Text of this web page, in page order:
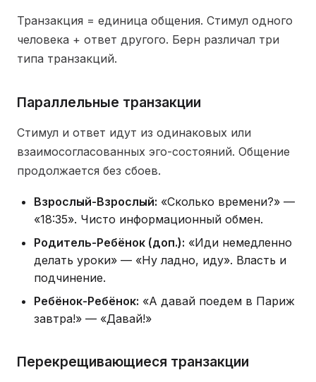
Транзакция = единица общения. Стимул одного
человека + ответ другого. Берн различал три
типа транзакций.
Параллельные транзакции
Стимул и ответ идут из одинаковых или
взаимосогласованных эго-состояний. Общение
продолжается без сбоев.
Взрослый-Взрослый: «Сколько времени?» —
«18:35». Чисто информационный обмен.
Родитель-Ребёнок (доп.): «Иди немедленно
делать уроки» — «Ну ладно, иду». Власть и
подчинение.
Ребёнок-Ребёнок: «А давай поедем в Париж
завтра!» — «Давай!»
Перекрещивающиеся транзакции